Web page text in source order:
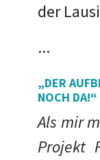
der
...
„DER
NOCH DA!“
Als mir
Projekt